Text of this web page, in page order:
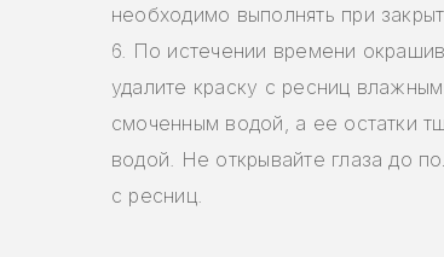
необходимо выполнять при
6. По истечении времени
удалите краску с ресниц
смоченным водой, а ее остатки
водой. Не открывайте глаза до
с ресниц.